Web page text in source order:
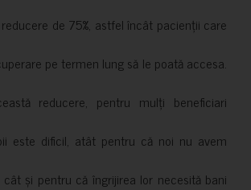
de 75%, astfel încât pacienții care
pe termen lung să le poată accesa.
reducere, pentru mulți beneficiari
este dificil, atât pentru că noi nu avem
și pentru că îngrijirea lor necesită bani